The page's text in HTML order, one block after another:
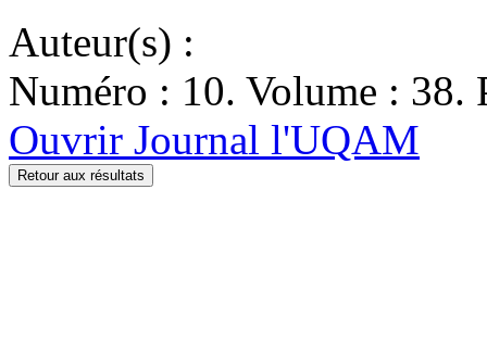
Auteur(s) :
Numéro : 10. Volume : 38.
Ouvrir Journal l'UQAM
Retour aux résultats